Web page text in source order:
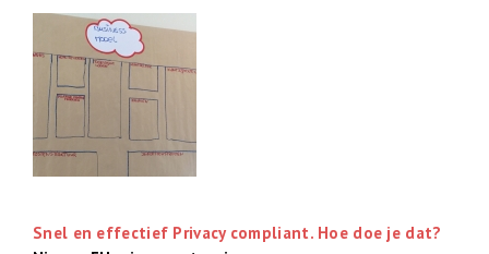
Snel en effectief Privacy compliant. Hoe doe je dat?